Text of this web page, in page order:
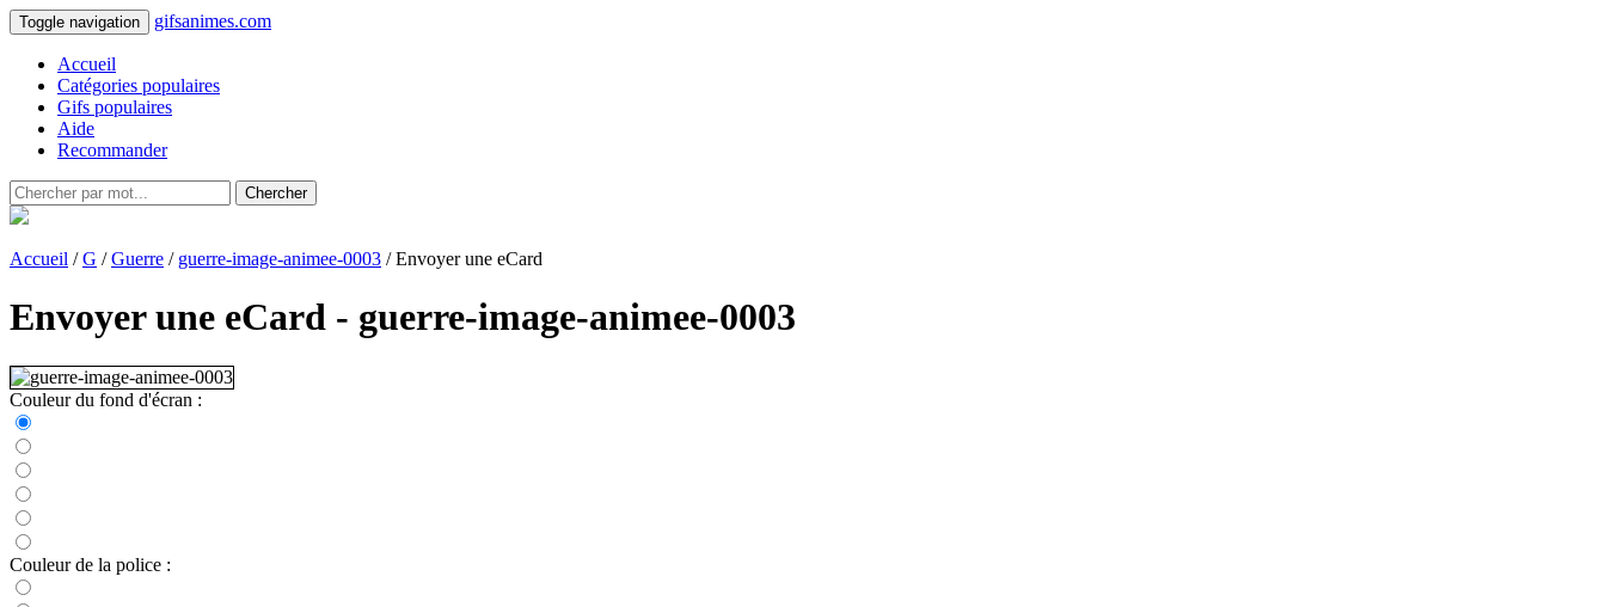
Toggle navigation gifsanimes.com
Accueil
Catégories populaires
Gifs populaires
Aide
Recommander
Chercher
Accueil /G /Guerre / guerre-image-animee-0003 / Envoyer une eCard
Envoyer une eCard - guerre-image-animee-0003
Couleur du fond d'écran :
Couleur de la police :